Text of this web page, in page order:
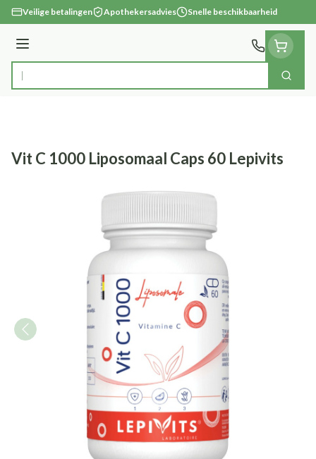
Ga naar de inhoud
Veilige betalingen Apothekersadvies Snelle beschikbaarheid
Menu
Product, merk, categorie... Zoek
Vit C 1000 Liposomaal Caps 60 Lepivits